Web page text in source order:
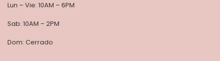
Lun – Vie: 10AM – 6PM
Sab: 10AM – 2PM
Dom: Cerrado